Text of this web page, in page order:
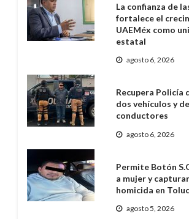
La confianza de
fortalece el
UAEMéx como
estatal
agosto 6, 2026
Recupera Policía
dos vehículos y
conductores
agosto 6, 2026
Permite Botón
a mujer y
homicida en
agosto 5, 2026